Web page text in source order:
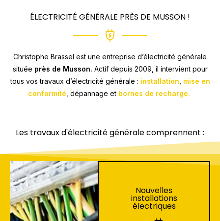
ÉLECTRICITÉ GÉNÉRALE PRÈS DE MUSSON !
Christophe Brassel est une entreprise d’électricité générale
située près de Musson. Actif depuis 2009, il intervient pour
tous vos travaux d’électricité générale : installation mise en
conformité , dépannage et bornes de recharge.
Les travaux d'électricité générale comprennent :
Nouvelles
installations
électriques